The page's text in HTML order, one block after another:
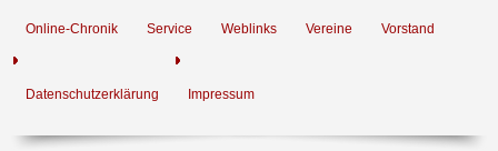
Online-Chronik Service Weblinks Vereine Vorstand
Datenschutzerklärung Impressum